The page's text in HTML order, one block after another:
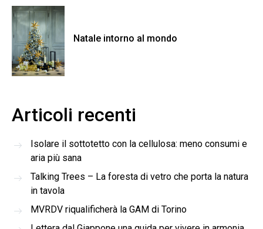
Natale intorno al mondo
Articoli recenti
Isolare il sottotetto con la cellulosa: meno consumi e
aria più sana
Talking Trees – La foresta di vetro che porta la natura
in tavola
MVRDV riqualificherà la GAM di Torino